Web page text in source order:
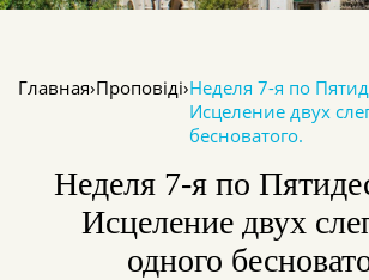
Главная›Проповіді›Неделя 7-я по
Исцеление двух
бесноватого.
Неделя 7-я по
Исцеление двух
одного